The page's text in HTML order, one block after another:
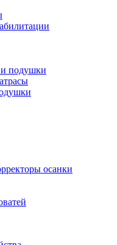
подушки
осанки